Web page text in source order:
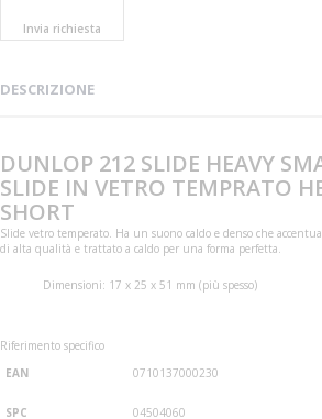
Invia richiesta
DESCRIZIONE
DUNLOP 212 SLIDE HEAVY
SLIDE IN VETRO TEMPRATO
SHORT
Slide vetro temperato. Ha un suono caldo e denso che
di alta qualità e trattato a caldo per una forma perfetta.
Dimensioni: 17 x 25 x 51 mm (più spesso)
Riferimento specifico
EAN
0710137000230
SPC 04504060